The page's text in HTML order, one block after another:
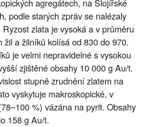
agregátech, na Šlojířské
podle starých zpráv se nalézaly
zlata je vysoká a v průměru
žil a žilníků kolísá od 830 do 970.
je velmi nepravidelné s vysokou
zjištěné obsahy 10 000 g Au/t.
stupně zrudnění zlatem na
vyskytuje makroskopické, v
%) vázána na pyrit. Obsahy
158 g Au/t.